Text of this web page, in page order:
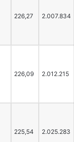
226,27 2.007.834
226,09 2.012.215
225,54 2.025.283